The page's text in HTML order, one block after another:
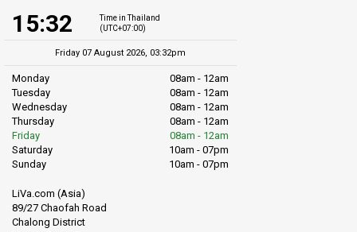
15:32
Time in Thailand
(UTC+07:00)
Friday 07 August 2026, 03:32pm
Monday
08am - 12am
Tuesday
08am - 12am
Wednesday
08am - 12am
Thursday
08am - 12am
Friday
08am - 12am
Saturday
10am - 07pm
Sunday
10am - 07pm
LiVa.com (Asia)
89/27 Chaofah Road
Chalong District